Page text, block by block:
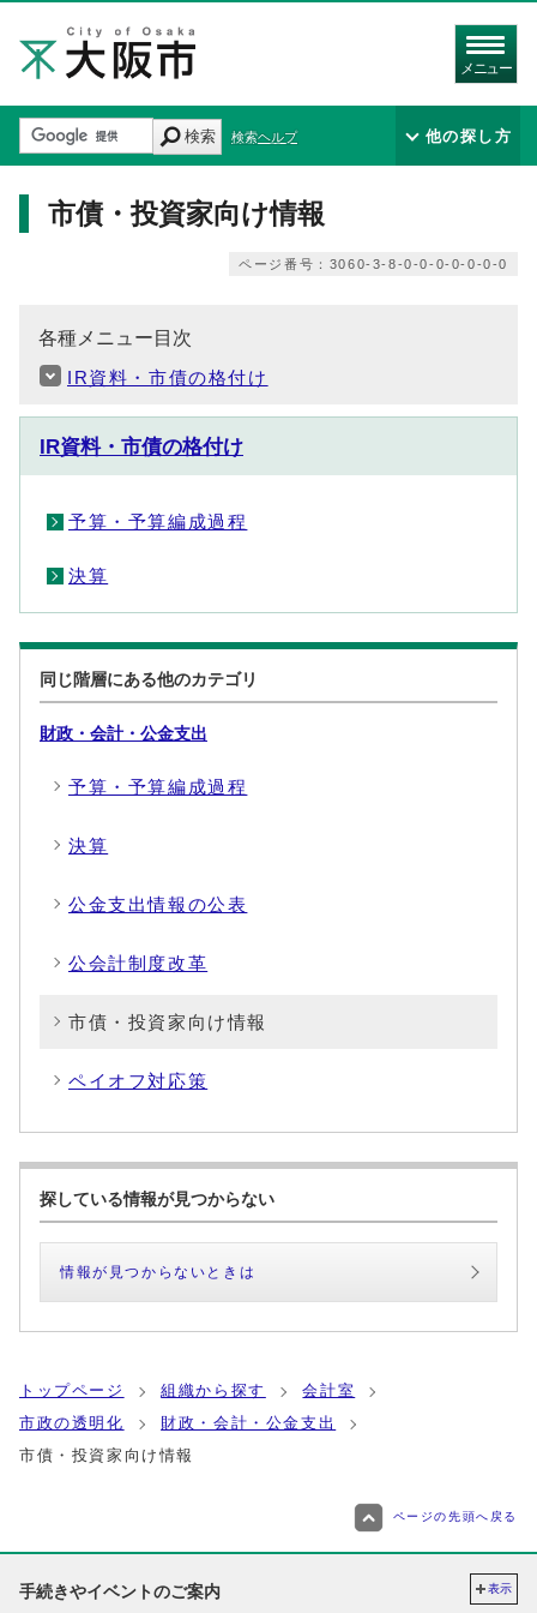
メニュー
検索 検索ヘルプ 他の探し方
市債・投資家向け情報
ページ番号：3060-3-8-0-0-0-0-0-0-0
各種メニュー目次
IR資料・市債の格付け
IR資料・市債の格付け
予算・予算編成過程
決算
同じ階層にある他のカテゴリ
財政・会計・公金支出
予算・予算編成過程
決算
公金支出情報の公表
公会計制度改革
市債・投資家向け情報
ペイオフ対応策
探している情報が見つからない
情報が見つからないときは
トップページ 組織から探す
会計室
市政の透明化
財政・会計・公金支出
市債・投資家向け情報
ページの先頭へ戻る
手続きやイベントのご案内 表示